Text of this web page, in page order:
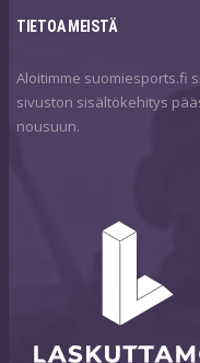
TIETOA MEISTÄ
Aloitimme suomiesports.fi
sivuston sisältökehitys
nousuun.